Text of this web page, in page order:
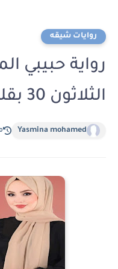
روايات شيقه
رواية حبيبي
الثلاثون 30 بقلم شيماء صبحي
Yasmina mohamed